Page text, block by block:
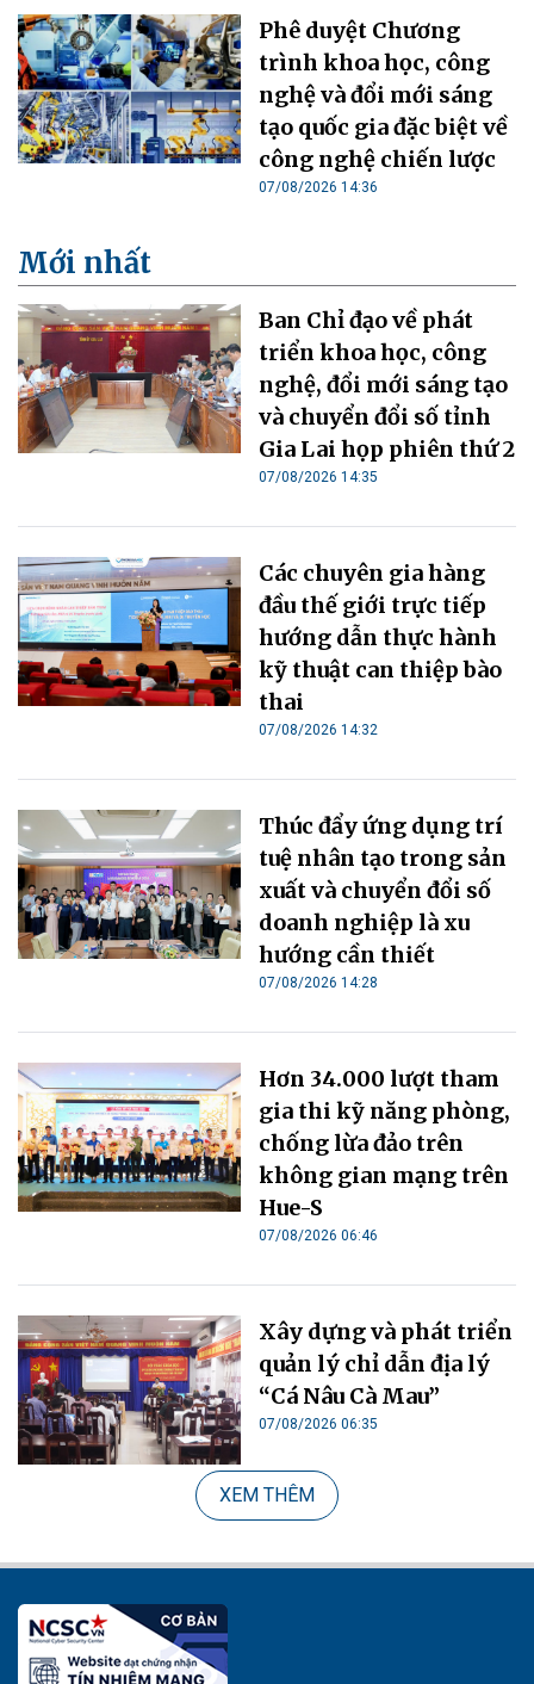
Phê duyệt Chương
trình khoa học, công
nghệ và đổi mới sáng
tạo quốc gia đặc biệt về
công nghệ chiến lược
07/08/2026 14:36
Mới nhất
Ban Chỉ đạo về phát
triển khoa học, công
nghệ, đổi mới sáng tạo
và chuyển đổi số tỉnh
Gia Lai họp phiên thứ 2
07/08/2026 14:35
Các chuyên gia hàng
đầu thế giới trực tiếp
hướng dẫn thực hành
kỹ thuật can thiệp bào
thai
07/08/2026 14:32
Thúc đẩy ứng dụng trí
tuệ nhân tạo trong sản
xuất và chuyển đổi số
doanh nghiệp là xu
hướng cần thiết
07/08/2026 14:28
Hơn 34.000 lượt tham
gia thi kỹ năng phòng,
chống lừa đảo trên
không gian mạng trên
Hue-S
07/08/2026 06:46
Xây dựng và phát triển
quản lý chỉ dẫn địa lý
“Cá Nâu Cà Mau”
07/08/2026 06:35
XEM THÊM